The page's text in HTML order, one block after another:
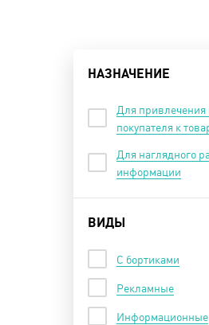
НАЗНАЧЕНИЕ
Для
покупателя к
Для наглядного
информации
ВИДЫ
С бортиками
Рекламные
Информационные